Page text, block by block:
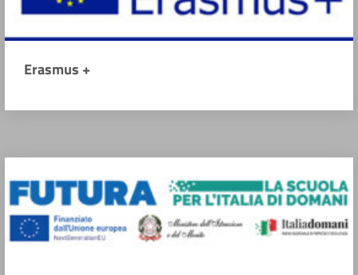
Erasmus +